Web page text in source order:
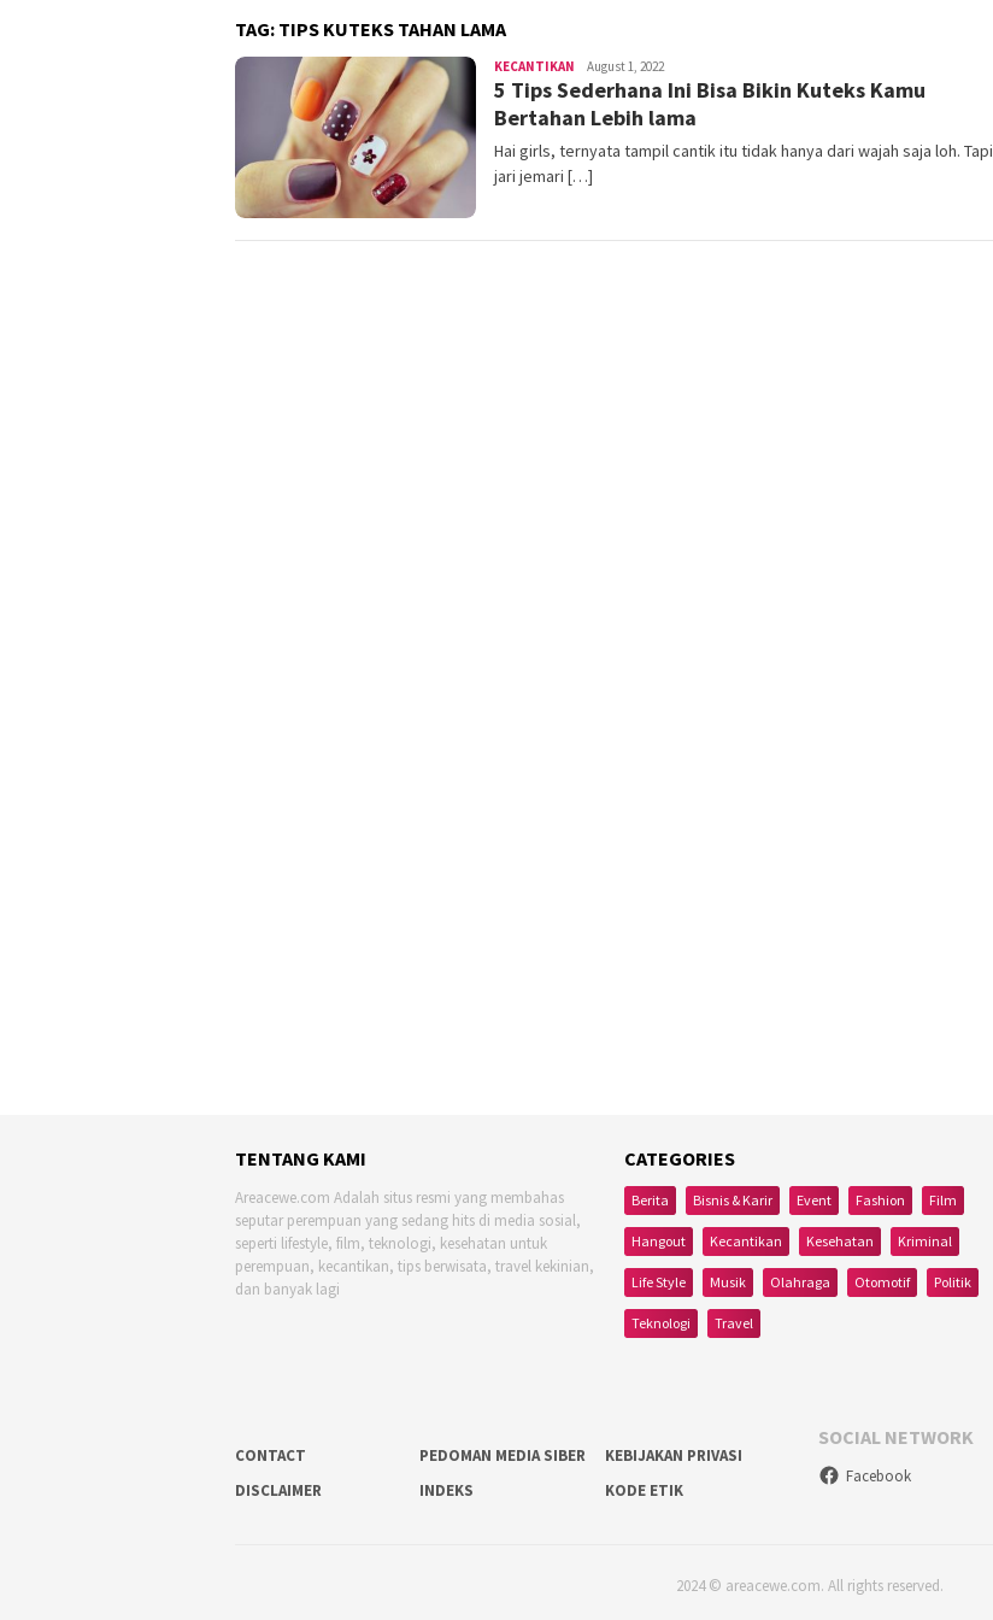
TAG: TIPS KUTEKS TAHAN LAMA
KECANTIKAN Area
Cewe
August 1, 2022
5 Tips Sederhana Ini Bisa Bikin Kuteks Kamu
Bertahan Lebih lama
Hai girls, ternyata tampil cantik itu tidak hanya dari wajah saja loh. Tapi
jari jemari […]
TENTANG KAMI
Areacewe.com Adalah situs resmi yang membahas
seputar perempuan yang sedang hits di media sosial,
seperti lifestyle, film, teknologi, kesehatan untuk
perempuan, kecantikan, tips berwisata, travel kekinian,
dan banyak lagi
CATEGORIES
Berita Bisnis & Karir Event Fashion Film
Hangout Kecantikan Kesehatan Kriminal
Life Style Musik Olahraga Otomotif Politik
Teknologi Travel
CONTACT PEDOMAN MEDIA SIBER
KEBIJAKAN PRIVASI
DISCLAIMER
INDEKS KODE ETIK
SOCIAL NETWORK
Facebook
2024 © areacewe.com. All rights reserved.